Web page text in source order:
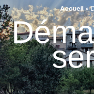
Accueil»